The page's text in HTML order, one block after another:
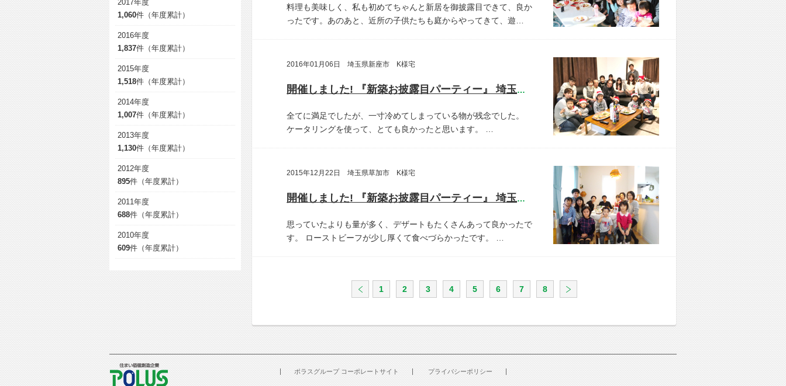
料理も美味しく、私も初めてちゃんと新居を御披露目できて、良か
ったです。あのあと、近所の子供たちも庭からやってきて、遊…
2016年01月06日 埼玉県新座市 K様宅
開催しました! 『新築お披露目パーティー』 埼玉県新座市 K様宅
全てに満足でしたが、一寸冷めてしまっている物が残念でした。
ケータリングを使って、とても良かったと思います。
2015年12月22日 埼玉県草加市 K様宅
開催しました! 『新築お披露目パーティー』 埼玉県草加市 K様宅
思っていたよりも量が多く、デザートもたくさんあって良かったで
す。
ローストビーフが少し厚くて食べづらかったです。
1 2 3 4 5 6 7 8
2017年度
1,060件（年度累計）
2016年度
1,837件（年度累計）
2015年度
1,518件（年度累計）
2014年度
1,007件（年度累計）
2013年度
1,130件（年度累計）
2012年度
895件（年度累計）
2011年度
688件（年度累計）
2010年度
609件（年度累計）
ポラスグループ コーポレートサイト
プライバシーポリシー